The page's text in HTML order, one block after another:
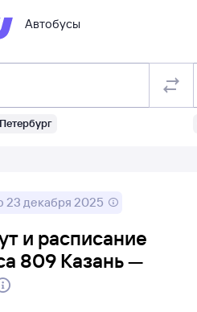
Автобусы
23 декабря 2025
и расписание
809 Казань —